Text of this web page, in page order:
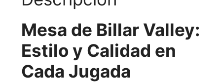
Mesa de Billar Valley:
Estilo y Calidad en
Cada Jugada